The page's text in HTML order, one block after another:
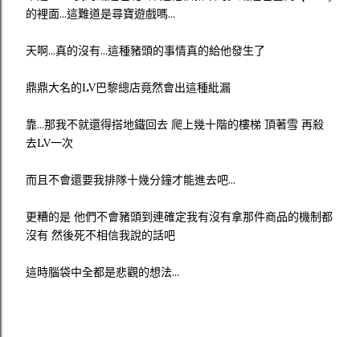
的裡面...這難道是尋寶遊戲嗎...
天啊...真的沒有...這種豬頭的事情真的給他發生了
鼎鼎大名的LV巴黎總店竟然會出這種紕漏
靠...那我不就還得搭地鐵回去 爬上幾十階的樓梯 頂著雪 再殺
去LV一次
而且不會還要我排隊十幾分鐘才能進去吧...
更糟的是 他們不會豬頭到連確定我有沒有拿那件商品的機制都
沒有 然後死不相信我說的話吧
這時腦袋中全都是悲觀的想法...